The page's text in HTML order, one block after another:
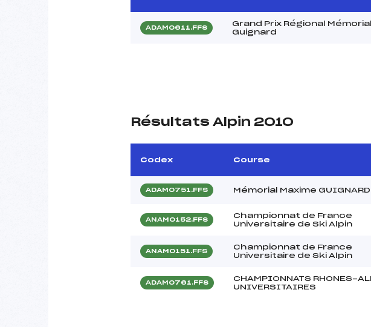
ADAM0611.FFS
Grand Prix Régional
Guignard
Résultats Alpin 2010
Codex Course
ADAM0751.FFS Mémorial Maxime GUIGNARD
ANAM0152.FFS
Championnat de France
Universitaire de Ski Alpin
ANAM0151.FFS
Championnat de France
Universitaire de Ski Alpin
ADAM0761.FFS
CHAMPIONNATS RHONES-
UNIVERSITAIRES